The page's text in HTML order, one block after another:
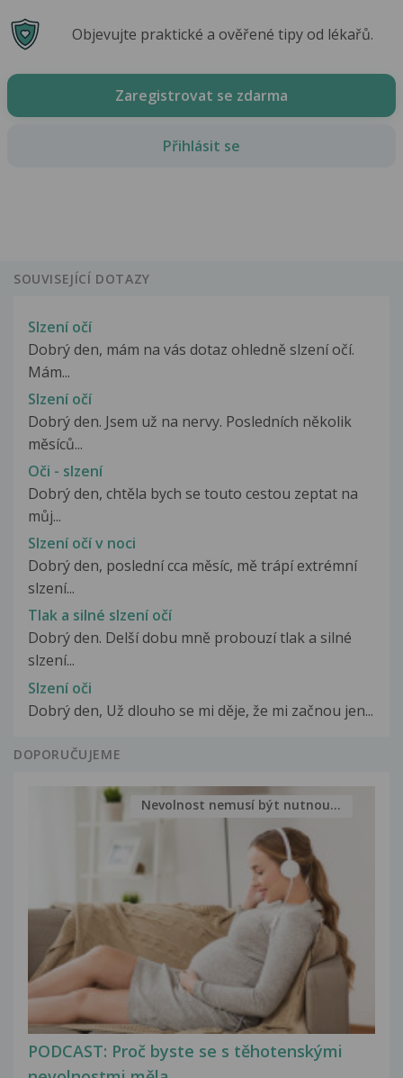
Objevujte praktické a ověřené tipy od lékařů.
Zaregistrovat se zdarma
Přihlásit se
SOUVISEJÍCÍ DOTAZY
Slzení očí
Dobrý den, mám na vás dotaz ohledně slzení očí.
Mám...
Slzení očí
Dobrý den. Jsem už na nervy. Posledních několik
měsíců...
Oči - slzení
Dobrý den, chtěla bych se touto cestou zeptat na
můj...
Slzení očí v noci
Dobrý den, poslední cca měsíc, mě trápí extrémní
slzení...
Tlak a silné slzení očí
Dobrý den. Delší dobu mně probouzí tlak a silné
slzení...
Slzení oči
Dobrý den, Už dlouho se mi děje, že mi začnou jen...
DOPORUČUJEME
PODCAST: Proč byste se s těhotenskými
Nevolnost nemusí být nutnou...